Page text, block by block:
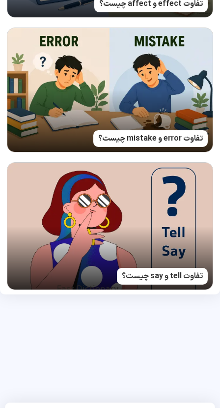
تفاوت effect و affect چیست؟
تفاوت error و mistake چیست؟
تفاوت tell و say چیست؟